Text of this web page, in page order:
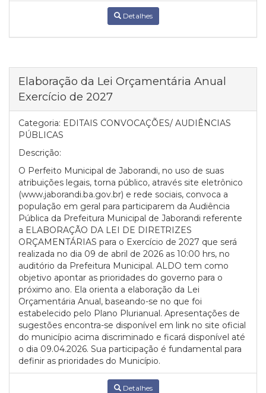
Detalhes
Elaboração da Lei Orçamentária Anual
Exercício de 2027
Categoria: EDITAIS CONVOCAÇÕES/ AUDIÊNCIAS
PÚBLICAS
Descrição:
O Perfeito Municipal de Jaborandi, no uso de suas
atribuições legais, torna público, através site eletrônico
(www.jaborandi.ba.gov.br) e rede sociais, convoca a
população em geral para participarem da Audiência
Pública da Prefeitura Municipal de Jaborandi referente
a ELABORAÇÃO DA LEI DE DIRETRIZES
ORÇAMENTÁRIAS para o Exercício de 2027 que será
realizada no dia 09 de abril de 2026 as 10:00 hrs, no
auditório da Prefeitura Municipal. ALDO tem como
objetivo apontar as prioridades do governo para o
próximo ano. Ela orienta a elaboração da Lei
Orçamentária Anual, baseando-se no que foi
estabelecido pelo Plano Plurianual. Apresentações de
sugestões encontra-se disponível em link no site oficial
do município acima discriminado e ficará disponível até
o dia 09.04.2026. Sua participação é fundamental para
definir as prioridades do Município.
Detalhes